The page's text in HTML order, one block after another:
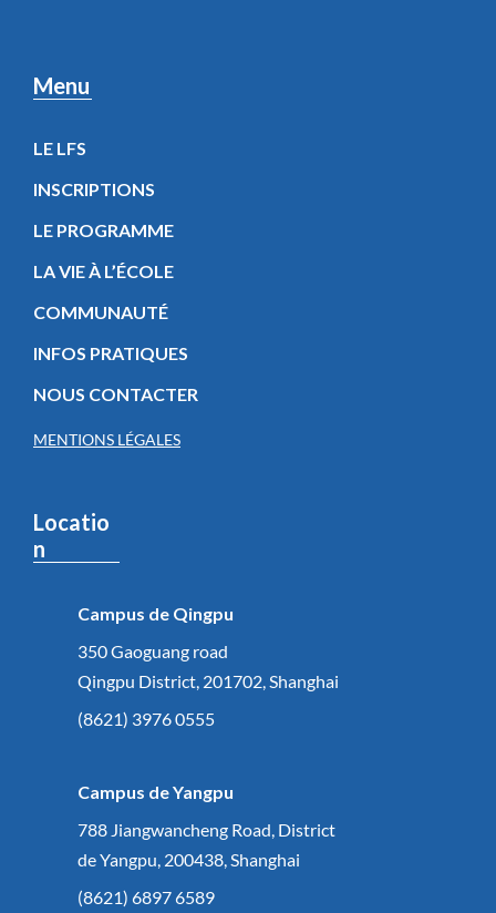
Menu
LE LFS
INSCRIPTIONS
LE PROGRAMME
LA VIE À L’ÉCOLE
COMMUNAUTÉ
INFOS PRATIQUES
NOUS CONTACTER
MENTIONS LÉGALES
Locatio
n
Campus de Qingpu
350 Gaoguang road
Qingpu District, 201702, Shanghai
(8621) 3976 0555
Campus de Yangpu
788 Jiangwancheng Road, District
de Yangpu, 200438, Shanghai
(8621) 6897 6589